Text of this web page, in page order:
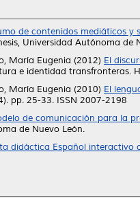
de contenidos mediáticos y
Universidad Autónoma de
María Eugenia (2012) El
e identidad transfronteras.
María Eugenia (2010) El
pp. 25-33. ISSN 2007-2198
de comunicación para la
de Nuevo León.
didáctica Español interactivo